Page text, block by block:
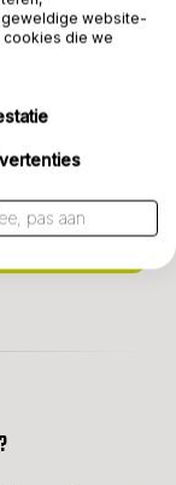
goed
of
te halen
geweldige website-
cookies die we
pas aan